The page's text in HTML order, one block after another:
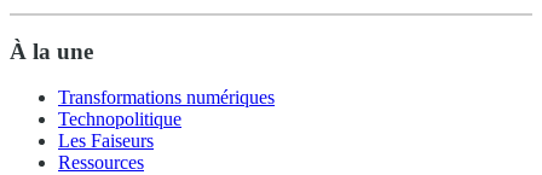
À la une
Transformations numériques
Technopolitique
Les Faiseurs
Ressources